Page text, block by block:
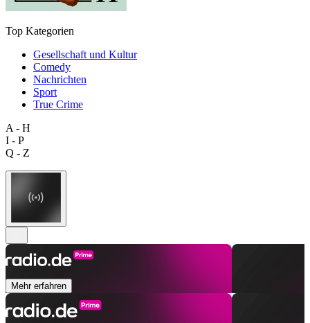
Top Kategorien
Gesellschaft und Kultur
Comedy
Nachrichten
Sport
True Crime
A - H
I - P
Q - Z
Mehr erfahren